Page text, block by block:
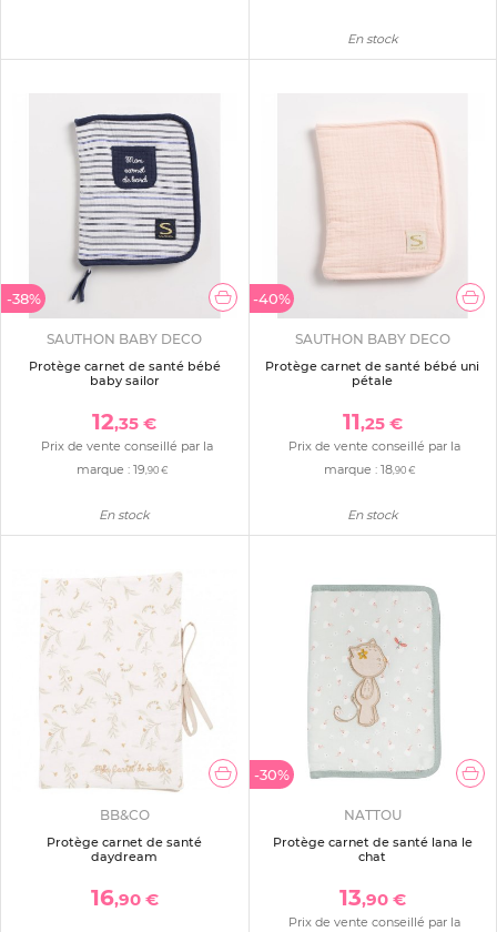
En stock
-38%
SAUTHON BABY DECO
Protège carnet de santé bébé
baby sailor
12,35 €
Prix de vente conseillé par la
marque : 19,90 €
En stock
-40%
SAUTHON BABY DECO
Protège carnet de santé bébé uni
pétale
11,25 €
Prix de vente conseillé par la
marque :18,90 €
En stock
BB&CO
Protège carnet de santé
daydream
16,90 €
-30%
NATTOU
Protège carnet de santé lana le
chat
13,90 €
Prix de vente conseillé par la